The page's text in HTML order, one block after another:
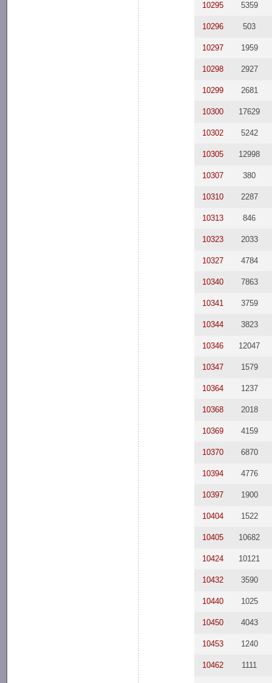
10295 5359
10296 503
10297 1959
10298 2927
10299 2681
10300 17629
10302 5242
10305 12998
10307 380
10310 2287
10313 846
10323 2033
10327 4784
10340 7863
10341 3759
10344 3823
10346 12047
10347 1579
10364 1237
10368 2018
10369 4159
10370 6870
10394 4776
10397 1900
10404 1522
10405 10682
10424 10121
10432 3590
10440 1025
10450 4043
10453 1240
10462 1111